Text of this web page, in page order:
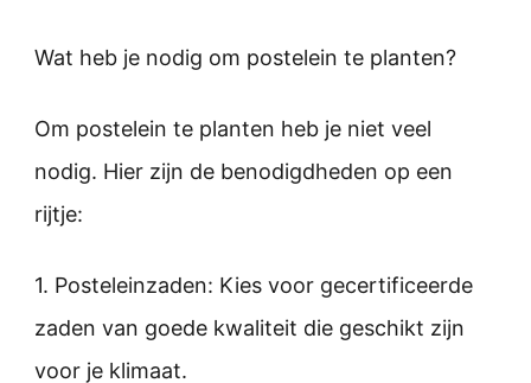
Wat heb je nodig om postelein te planten?
Om postelein te planten heb je niet veel
nodig. Hier zijn de benodigdheden op een
rijtje:
1. Posteleinzaden: Kies voor gecertificeerde
zaden van goede kwaliteit die geschikt zijn
voor je klimaat.